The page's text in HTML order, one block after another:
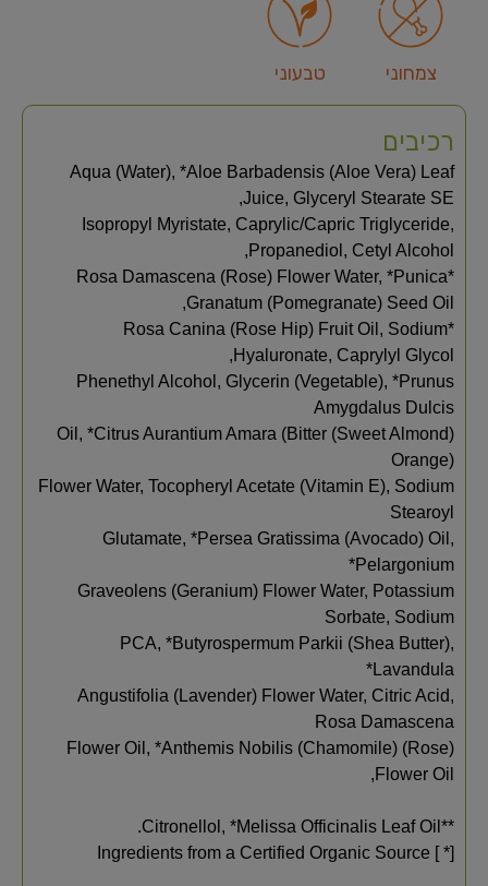
צמחוני טבעוני
רכיבים
Aqua (Water), *Aloe Barbadensis (Aloe Vera) Leaf
Juice, Glyceryl Stearate SE,
Isopropyl Myristate, Caprylic/Capric Triglyceride,
Propanediol, Cetyl Alcohol,
*Rosa Damascena (Rose) Flower Water, *Punica
Granatum (Pomegranate) Seed Oil,
*Rosa Canina (Rose Hip) Fruit Oil, Sodium
Hyaluronate, Caprylyl Glycol,
Phenethyl Alcohol, Glycerin (Vegetable), *Prunus
Amygdalus Dulcis
(Sweet Almond) Oil, *Citrus Aurantium Amara (Bitter
Orange)
Flower Water, Tocopheryl Acetate (Vitamin E), Sodium
Stearoyl
Glutamate, *Persea Gratissima (Avocado) Oil,
*Pelargonium
Graveolens (Geranium) Flower Water, Potassium
Sorbate, Sodium
PCA, *Butyrospermum Parkii (Shea Butter),
*Lavandula
Angustifolia (Lavender) Flower Water, Citric Acid,
Rosa Damascena
(Rose) Flower Oil, *Anthemis Nobilis (Chamomile)
Flower Oil,
**Citronellol, *Melissa Officinalis Leaf Oil.
[* ] Ingredients from a Certified Organic Source